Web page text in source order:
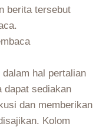
berita tersebut
hal pertalian
dapat sediakan
dan memberikan
Kolom